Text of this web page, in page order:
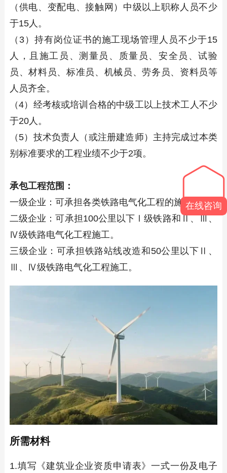
（供电、变配电、接触网）中级以上职称人员不少
于15人。
（3）持有岗位证书的施工现场管理人员不少于15
人，且施工员、测量员、质量员、安全员、试验
员、材料员、标准员、机械员、劳务员、资料员等
人员齐全。
（4）经考核或培训合格的中级工以上技术工人不少
于20人。
（5）技术负责人（或注册建造师）主持完成过本类
别标准要求的工程业绩不少于2项。
承包工程范围：
一级企业：可承担各类铁路电气化工程的施工。
二级企业：可承担100公里以下Ⅰ级铁路和Ⅱ、Ⅲ、
Ⅳ级铁路电气化工程施工。
三级企业：可承担铁路站线改造和50公里以下Ⅱ、
Ⅲ、Ⅳ级铁路电气化工程施工。
所需材料
1.填写《建筑业企业资质申请表》一式一份及电子
在线咨询